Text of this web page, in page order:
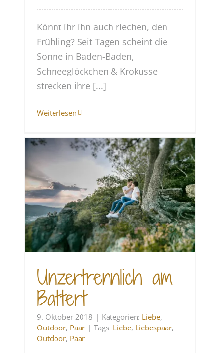
Könnt ihr ihn auch riechen, den
Frühling? Seit Tagen scheint die
Sonne in Baden-Baden,
Schneeglöckchen & Krokusse
strecken ihre [...]
Weiterlesen
Unzertrennlich am
Battert
9. Oktober 2018 | Kategorien: Liebe,
Outdoor, Paar | Tags: Liebe, Liebespaar,
Outdoor, Paar